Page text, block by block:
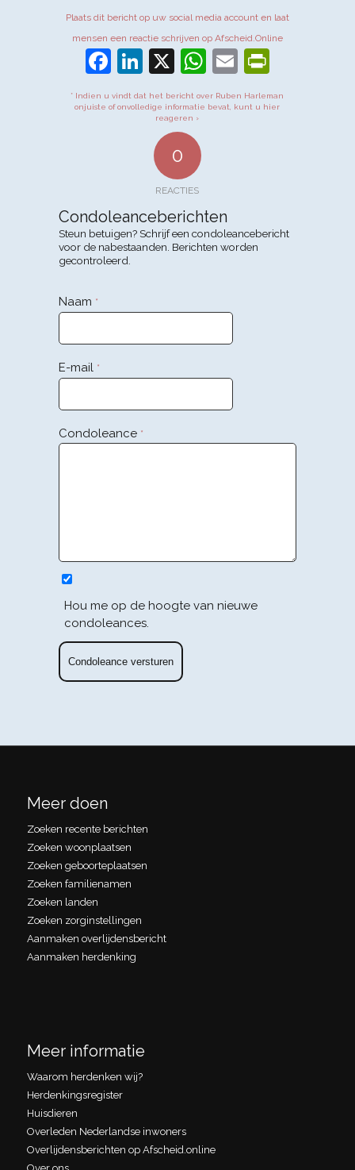
Plaats dit bericht op uw social media account en laat
mensen een reactie schrijven op Afscheid.Online
Facebook
LinkedIn
X WhatsApp
Email
* Indien u vindt dat het bericht over Ruben Harleman
onjuiste of onvolledige informatie bevat, kunt u hier
reageren ›
0
REACTIES
Condoleanceberichten
Steun betuigen? Schrijf een condoleancebericht
voor de nabestaanden. Berichten worden
gecontroleerd.
Naam *
E-mail *
Condoleance *
Hou me op de hoogte van nieuwe
condoleances.
Meer doen
Zoeken recente berichten
Zoeken woonplaatsen
Zoeken geboorteplaatsen
Zoeken familienamen
Zoeken landen
Zoeken zorginstellingen
Aanmaken overlijdensbericht
Aanmaken herdenking
Meer informatie
Waarom herdenken wij?
Herdenkingsregister
Huisdieren
Overleden Nederlandse inwoners
Overlijdensberichten op Afscheid.online